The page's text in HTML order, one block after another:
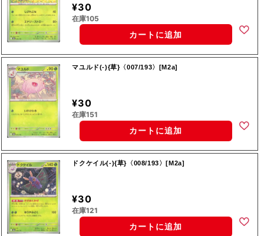
¥30
在庫105
カートに追加
マユルド(-){草}〈007/193〉[M2a]
¥30
在庫151
カートに追加
ドクケイル(-){草}〈008/193〉[M2a]
¥30
在庫121
カートに追加